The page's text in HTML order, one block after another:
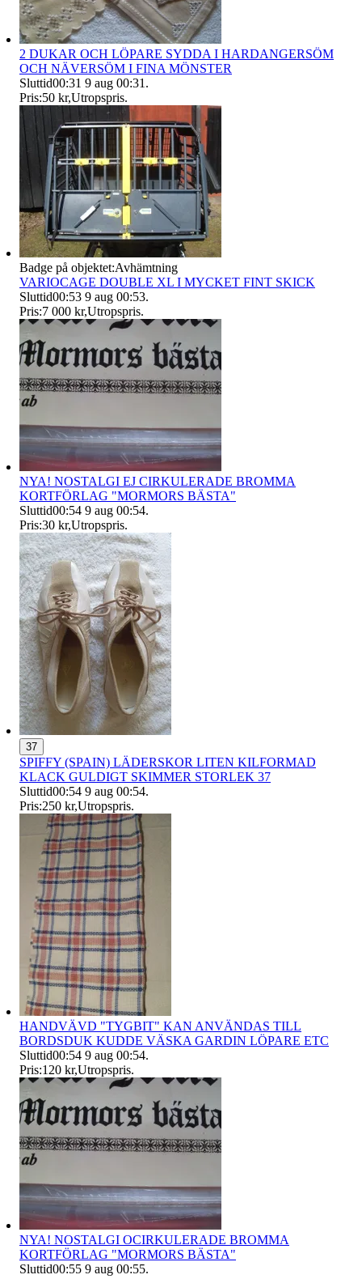
2 DUKAR OCH LÖPARE SYDDA I HARDANGERSÖM
OCH NÄVERSÖM I FINA MÖNSTER
Sluttid00:31 9 aug 00:31 .
Pris:50 kr,Utropspris.
Badge på objektet:Avhämtning
VARIOCAGE DOUBLE XL I MYCKET FINT SKICK
Sluttid00:53 9 aug 00:53.
Pris:7 000 kr,Utropspris.
NYA! NOSTALGI EJ CIRKULERADE BROMMA
KORTFÖRLAG "MORMORS BÄSTA"
Sluttid00:54 9 aug 00:54.
Pris:30 kr,Utropspris.
37
SPIFFY (SPAIN) LÄDERSKOR LITEN KILFORMAD
KLACK GULDIGT SKIMMER STORLEK 37
Sluttid00:54 9 aug 00:54.
Pris:250 kr,Utropspris.
HANDVÄVD "TYGBIT" KAN ANVÄNDAS TILL
BORDSDUK KUDDE VÄSKA GARDIN LÖPARE ETC
Sluttid00:54 9 aug 00:54.
Pris:120 kr,Utropspris.
NYA! NOSTALGI OCIRKULERADE BROMMA
KORTFÖRLAG "MORMORS BÄSTA"
Sluttid00:55 9 aug 00:55.